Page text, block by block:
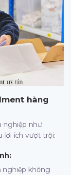
hàng
nghiệp như
lợi ích vượt trội:
nghiệp không